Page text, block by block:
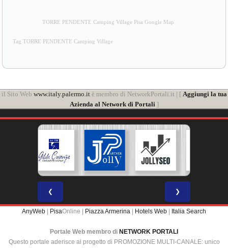
TORRE PENDENTE Camping Village Pisa Google Map
Tag TORRE PENDENTE Camping Village
il Sito Web www.italy.palermo.itè membro di NetworkPortali.it | [ Aggiungi la tua
Azienda al Network di Portali]
❮ ❯
AnyWeb PisaOnline | Piazza Armerina Hotels Web Italia Search
Portale Web membro di NETWORK PORTALI
Questo portale aderisce al progetto di PROMOZIONE MULTI-CANALE: unico